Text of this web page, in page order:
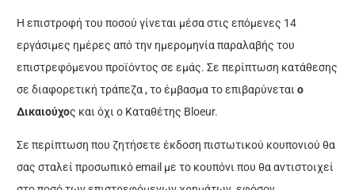
Η επιστροφή του ποσού γίνεται μέσα στις επόμενες 14
εργάσιμες ημέρες από την ημερομηνία παραλαβής του
επιστρεφόμενου προϊόντος σε εμάς. Σε περίπτωση κατάθεσης
σε διαφορετική τράπεζα , το έμβασμα το επιβαρύνεται ο
Δικαιούχος και όχι ο Καταθέτης Bloeur.
Σε περίπτωση που ζητήσετε έκδοση πιστωτικού κουπονιού θα
σας σταλεί προσωπικό email με το κουπόνι που θα αντιστοιχεί